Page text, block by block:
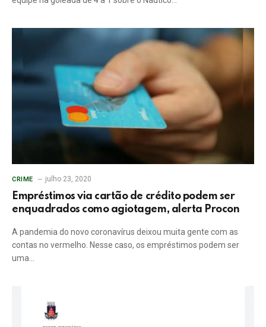
CRIME julho 23, 2020
Empréstimos via cartão de crédito podem ser
enquadrados como agiotagem, alerta Procon
A pandemia do novo coronavírus deixou muita gente com as
contas no vermelho. Nesse caso, os empréstimos podem ser
uma…